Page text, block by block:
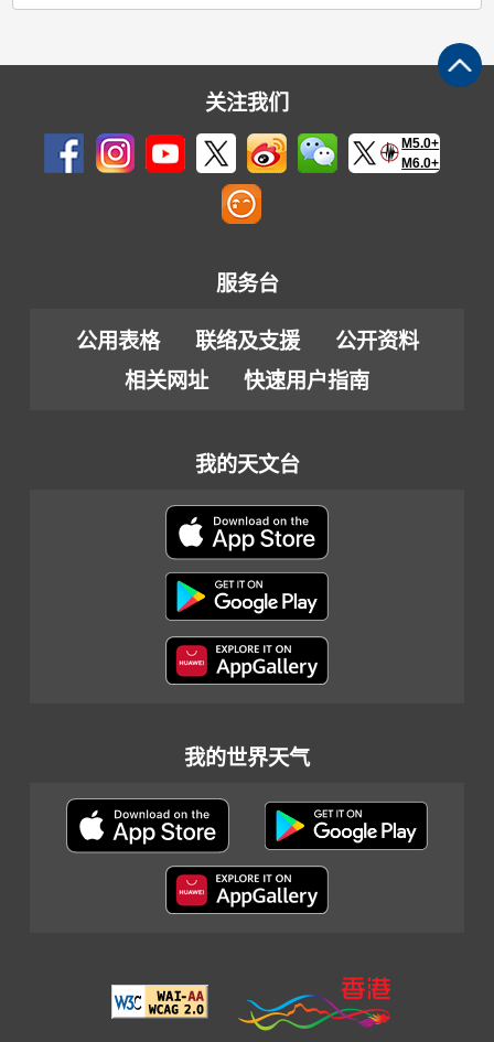
关注我们
M5.0+
M6.0+
服务台
公用表格 联络及支援
公开资料
相关网址
快速用户指南
我的天文台
我的世界天气